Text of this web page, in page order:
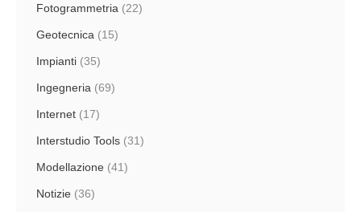
Fotogrammetria (22)
Geotecnica (15)
Impianti (35)
Ingegneria (69)
Internet (17)
Interstudio Tools (31)
Modellazione (41)
Notizie (36)